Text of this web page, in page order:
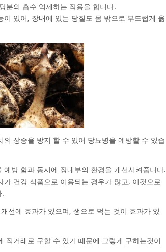
분의 흡수 억제하는 작용을 합니다.
있어, 장내에 있는 당질도 몸 밖으로 부드럽게 옮
상승을 방지 할 수 있어 당뇨병을 예방할 수 있습
방 함과 동시에 장내부의 환경을 개선시켜줍니다.
건강 식품으로 이용되는 경우가 많고, 이것으로
.
선에 효과가 있으며, 생으로 먹는 것이 효과가 있
직거래로 구할 수 있기 때문에 그렇게 구하는것이